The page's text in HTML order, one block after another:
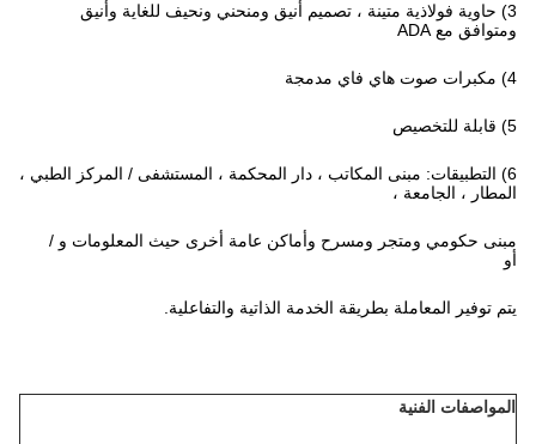
3) حاوية فولاذية متينة ، تصميم أنيق ومنحني ونحيف للغاية وأنيق
ومتوافق مع ADA
4) مكبرات صوت هاي فاي مدمجة
5) قابلة للتخصيص
6) التطبيقات: مبنى المكاتب ، دار المحكمة ، المستشفى / المركز الطبي ،
المطار ، الجامعة ،
مبنى حكومي ومتجر ومسرح وأماكن عامة أخرى حيث المعلومات و /
أو
يتم توفير المعاملة بطريقة الخدمة الذاتية والتفاعلية.
المواصفات الفنية